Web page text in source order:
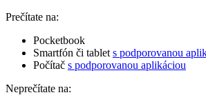
Prečítate na:
Pocketbook
Smartfón či tablet s podporovanou
Počítač s podporovanou aplikáciou
Neprečítate na: